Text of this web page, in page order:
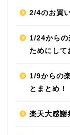
2/4のお買
1/24からの
ためにして
1/9からの
とまとめ！
楽天大感謝